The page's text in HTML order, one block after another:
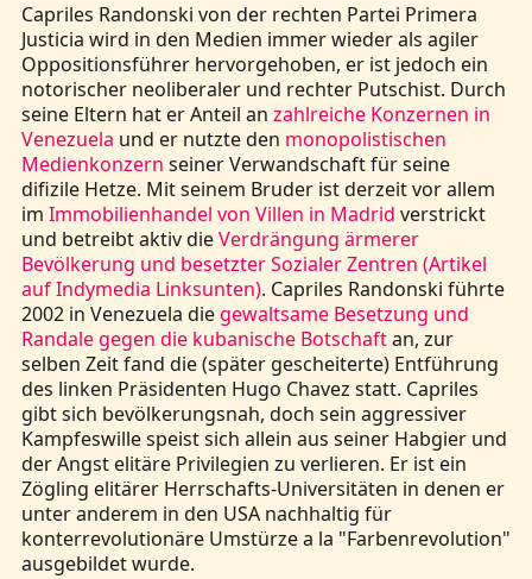
Capriles Randonski von der rechten Partei Primera
Justicia wird in den Medien immer wieder als agiler
Oppositionsführer hervorgehoben, er ist jedoch ein
notorischer neoliberaler und rechter Putschist. Durch
seine Eltern hat er Anteil an zahlreiche Konzernen in
Venezuela und er nutzte den monopolistischen
Medienkonzern seiner Verwandschaft für seine
difizile Hetze. Mit seinem Bruder ist derzeit vor allem
im Immobilienhandel von Villen in Madrid verstrickt
und betreibt aktiv dieVerdrängung ärmerer
Bevölkerung und besetzter Sozialer Zentren (Artikel
auf Indymedia Linksunten). Capriles Randonski führte
2002 in Venezuela diegewaltsame Besetzung und
Randale gegen die kubanische Botschaftan, zur
selben Zeit fand die (später gescheiterte) Entführung
des linken Präsidenten Hugo Chavez statt. Capriles
gibt sich bevölkerungsnah, doch sein aggressiver
Kampfeswille speist sich allein aus seiner Habgier und
der Angst elitäre Privilegien zu verlieren. Er ist ein
Zögling elitärer Herrschafts-Universitäten in denen er
unter anderem in den USA nachhaltig für
konterrevolutionäre Umstürze a la "Farbenrevolution"
ausgebildet wurde.